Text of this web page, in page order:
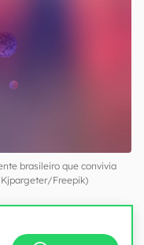
brasileiro que convivia
Freepik)